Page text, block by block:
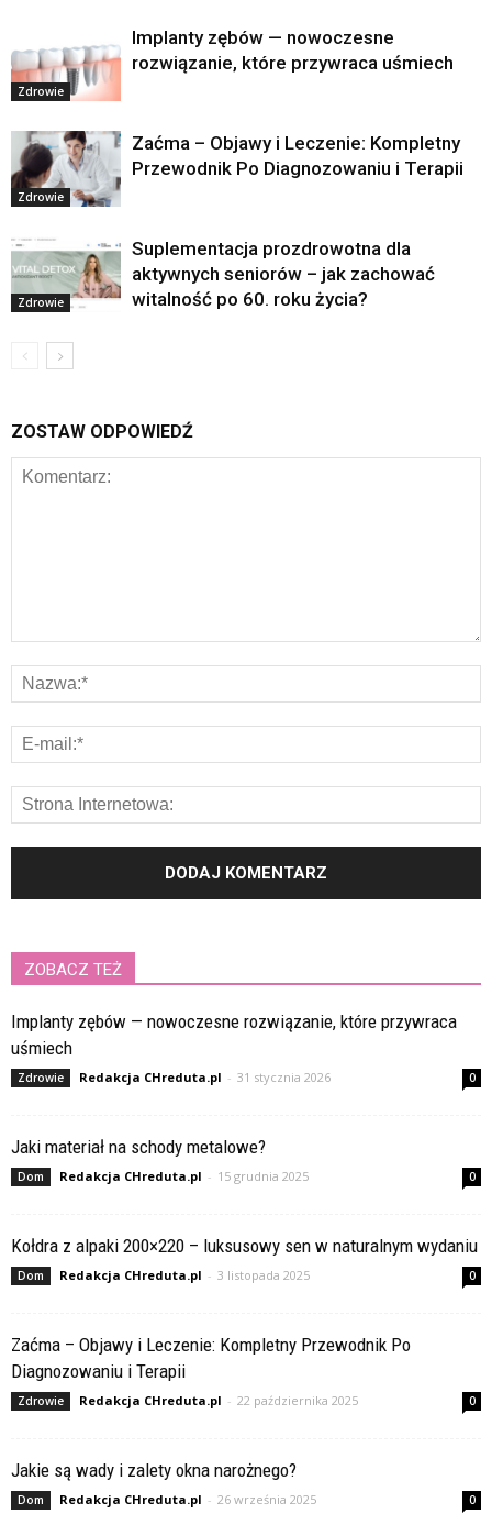
Zdrowie
Implanty zębów — nowoczesne
rozwiązanie, które przywraca uśmiech
Zdrowie
Zaćma – Objawy i Leczenie: Kompletny
Przewodnik Po Diagnozowaniu i Terapii
Zdrowie
Suplementacja prozdrowotna dla
aktywnych seniorów – jak zachować
witalność po 60. roku życia?
ZOSTAW ODPOWIEDŹ
ZOBACZ TEŻ
Implanty zębów — nowoczesne rozwiązanie, które przywraca
uśmiech
Zdrowie Redakcja CHreduta.pl - 31 stycznia 2026 0
Jaki materiał na schody metalowe?
Dom Redakcja CHreduta.pl - 15 grudnia 2025 0
Kołdra z alpaki 200×220 – luksusowy sen w naturalnym wydaniu
Dom Redakcja CHreduta.pl - 3 listopada 2025 0
Zaćma – Objawy i Leczenie: Kompletny Przewodnik Po
Diagnozowaniu i Terapii
Zdrowie Redakcja CHreduta.pl - 22 października 2025 0
Jakie są wady i zalety okna narożnego?
Dom Redakcja CHreduta.pl - 26 września 2025 0